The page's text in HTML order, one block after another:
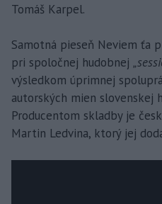
Tomáš Karpel.
Samotná pieseň Neviem ťa
pri spoločnej hudobnej
výsledkom úprimnej
autorských mien slovenskej
Producentom skladby je
Martin Ledvina, ktorý jej